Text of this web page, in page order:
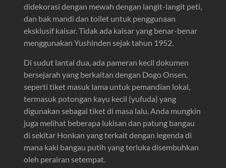
didekorasi dengan mewah dengan langit-langit peti,
dan bak mandi dan toilet untuk penggunaan
eksklusif kaisar. Tidak ada kaisar yang benar-benar
menggunakan Yushinden sejak tahun 1952.
Di sudut lantai dua, ada pameran kecil dokumen
bersejarah yang berkaitan dengan Dogo Onsen,
seperti tiket masuk lama untuk pemandian lokal,
termasuk potongan kayu kecil (yufuda) yang
digunakan sebagai tiket di masa lalu. Anda mungkin
juga melihat beberapa lukisan dan patung bangau
di sekitar Honkan yang terkait dengan legenda di
mana kaki bangau putih yang terluka disembuhkan
oleh perairan setempat.